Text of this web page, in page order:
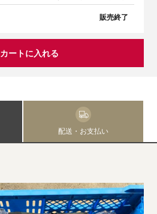
販売終了
カートに入れる
配送・お支払い